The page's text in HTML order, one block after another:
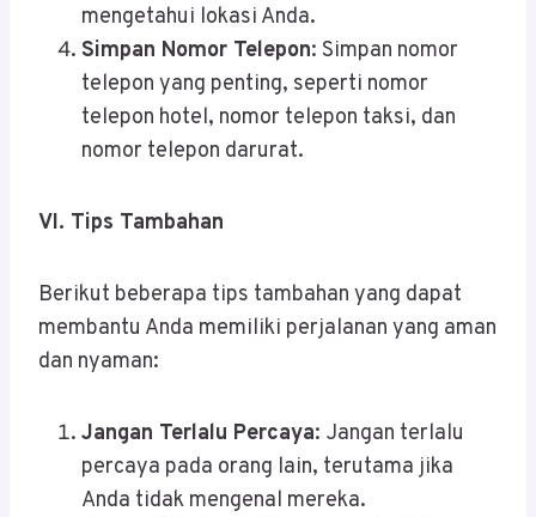
mengetahui lokasi Anda.
Simpan Nomor Telepon: Simpan nomor
telepon yang penting, seperti nomor
telepon hotel, nomor telepon taksi, dan
nomor telepon darurat.
VI. Tips Tambahan
Berikut beberapa tips tambahan yang dapat
membantu Anda memiliki perjalanan yang aman
dan nyaman:
Jangan Terlalu Percaya: Jangan terlalu
percaya pada orang lain, terutama jika
Anda tidak mengenal mereka.